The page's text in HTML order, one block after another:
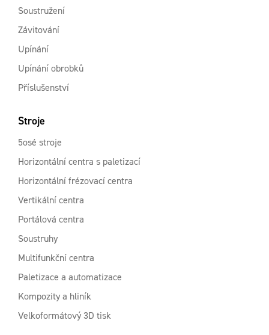
Soustružení
Závitování
Upínání
Upínání obrobků
Příslušenství
Stroje
5osé stroje
Horizontální centra s paletizací
Horizontální frézovací centra
Vertikální centra
Portálová centra
Soustruhy
Multifunkční centra
Paletizace a automatizace
Kompozity a hliník
Velkoformátový 3D tisk